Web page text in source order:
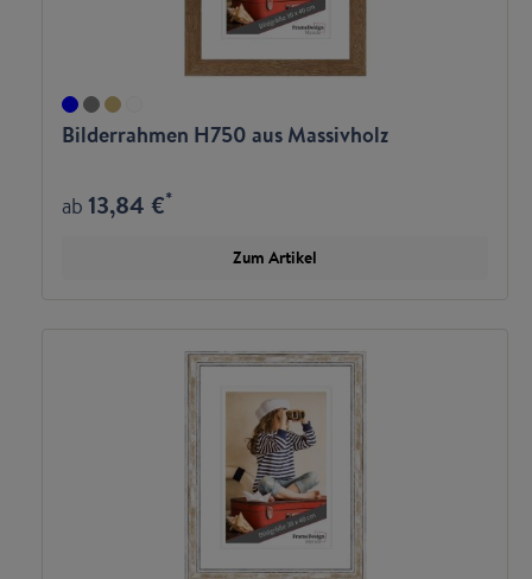
Bilderrahmen H750 aus Massivholz
ab13,84 €*
Zum Artikel